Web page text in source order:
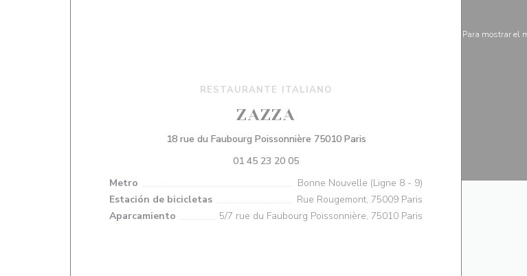
RESTAURANTE ITALIANO
ZAZZA
18 rue du Faubourg Poissonnière 75010 Paris((abre en una nueva ventana))
01 45 23 20 05
Metro
Bonne Nouvelle (Ligne 8 - 9)
Estación de bicicletas
Rue Rougemont, 75009 Paris
Aparcamiento
5/7 rue du Faubourg Poissonnière, 75010 Paris
Para mostrar el